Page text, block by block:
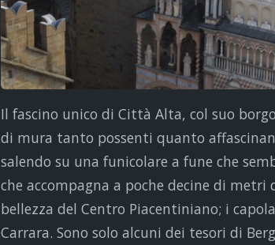
Il fascino unico di Città Alta, col suo
di mura tanto possenti quanto
salendo su una funicolare a fune che
che accompagna a poche decine di metri
bellezza del Centro Piacentiniano; i
Carrara. Sono solo alcuni dei tesori di